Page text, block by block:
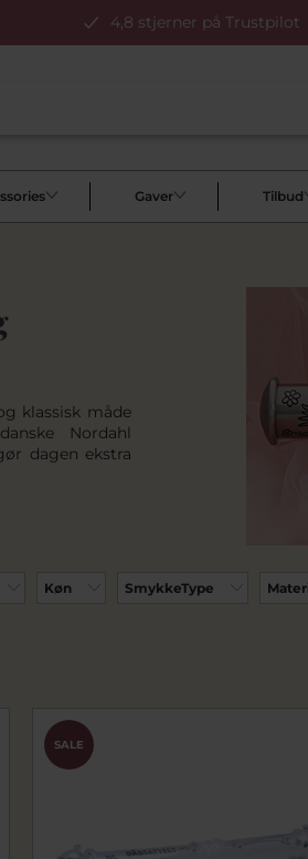
4,8 stjerner på Trustpilot
Gaver Tilbud
klassisk måde
Nordahl
dagen ekstra
Køn SmykkeType
SALE